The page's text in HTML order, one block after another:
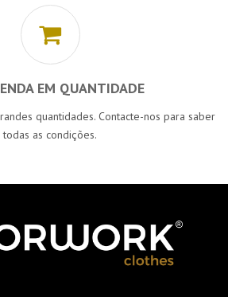
EM QUANTIDADE
quantidades. Contacte-nos para saber
todas as condições.